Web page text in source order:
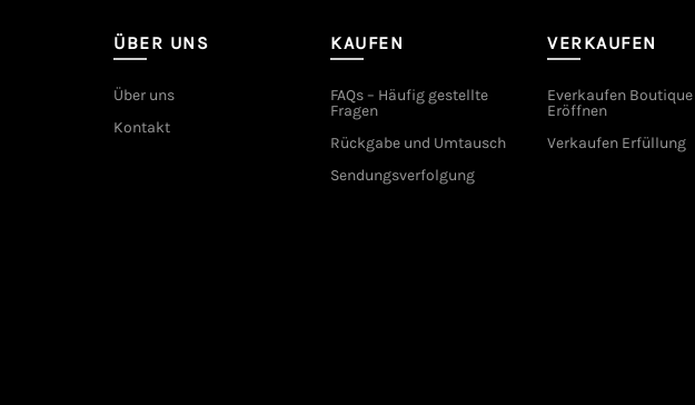
ÜBER UNS
Über uns
Kontakt
KAUFEN
FAQs – Häufig gestellte
Fragen
Rückgabe und Umtausch
Sendungsverfolgung
VERKAUFEN
Everkaufen Boutique
Eröffnen
Verkaufen Erfüllung